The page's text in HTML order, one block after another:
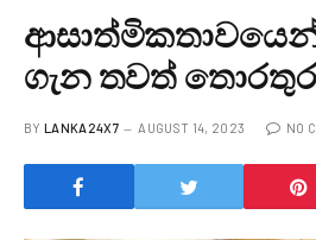
ගැන තවත්
BY LANKA24X7 AUGUST 14, 2023 NO